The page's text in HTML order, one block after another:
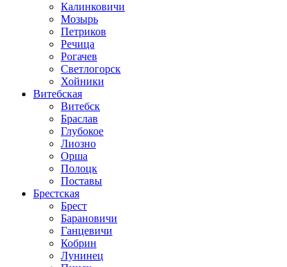
Калинковичи
Мозырь
Петриков
Речица
Рогачев
Светлогорск
Хойники
Витебская
Витебск
Браслав
Глубокое
Лиозно
Орша
Полоцк
Поставы
Брестская
Брест
Барановичи
Ганцевичи
Кобрин
Лунинец